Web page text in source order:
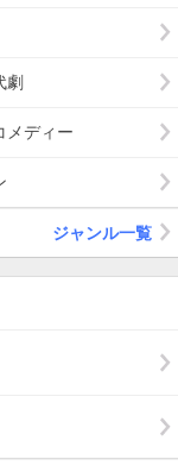
劇
メディー
ジャンル一覧